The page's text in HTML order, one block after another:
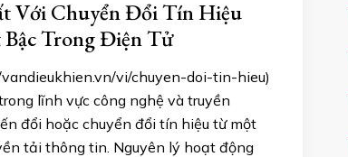
Với Chuyển Đổi Tín Hiệu
Trong Điện Tử
vi/chuyen-doi-tin-hieu)
lĩnh vực công nghệ và truyền
đổi hoặc chuyển đổi tín hiệu từ một
tải thông tin. Nguyên lý hoạt động